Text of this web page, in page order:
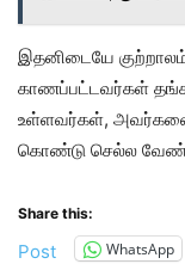
இதனிடையே
காணப்பட்டவர்கள்
உள்ளவர்கள், அவர்களை
கொண்டு செல்ல
Share this:
Post WhatsApp